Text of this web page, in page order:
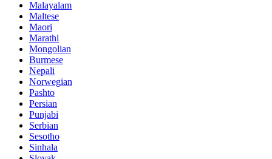
Malayalam
Maltese
Maori
Marathi
Mongolian
Burmese
Nepali
Norwegian
Pashto
Persian
Punjabi
Serbian
Sesotho
Sinhala